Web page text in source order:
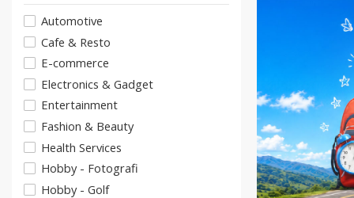
Automotive
Cafe & Resto
E-commerce
Electronics & Gadget
Entertainment
Fashion & Beauty
Health Services
Hobby - Fotografi
Hobby - Golf